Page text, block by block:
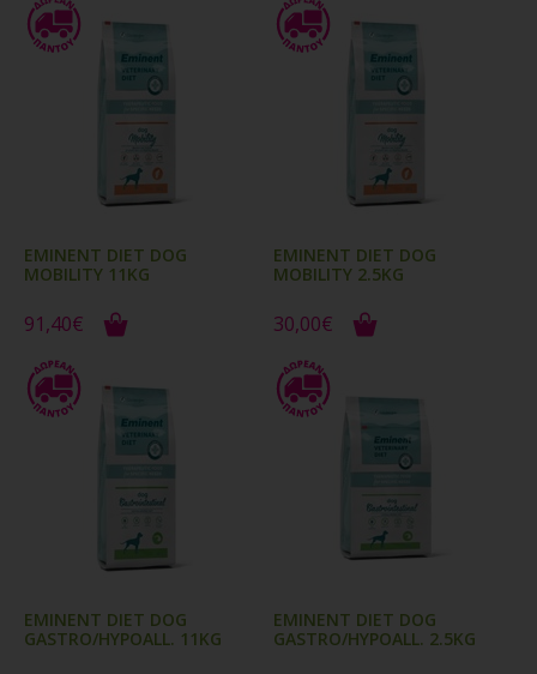
EMINENT DIET DOG
MOBILITY 11KG
91,40€
EMINENT DIET DOG
MOBILITY 2.5KG
30,00€
EMINENT DIET DOG
GASTRO/HYPOALL. 11KG
EMINENT DIET DOG
GASTRO/HYPOALL. 2.5KG